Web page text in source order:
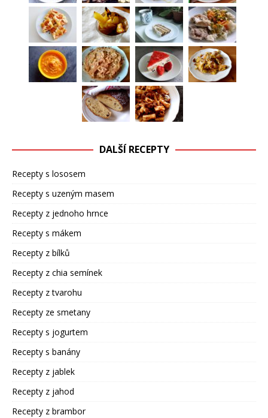
DALŠÍ RECEPTY
Recepty s lososem
Recepty s uzeným masem
Recepty z jednoho hrnce
Recepty s mákem
Recepty z bílků
Recepty z chia semínek
Recepty z tvarohu
Recepty ze smetany
Recepty s jogurtem
Recepty s banány
Recepty z jablek
Recepty z jahod
Recepty z brambor